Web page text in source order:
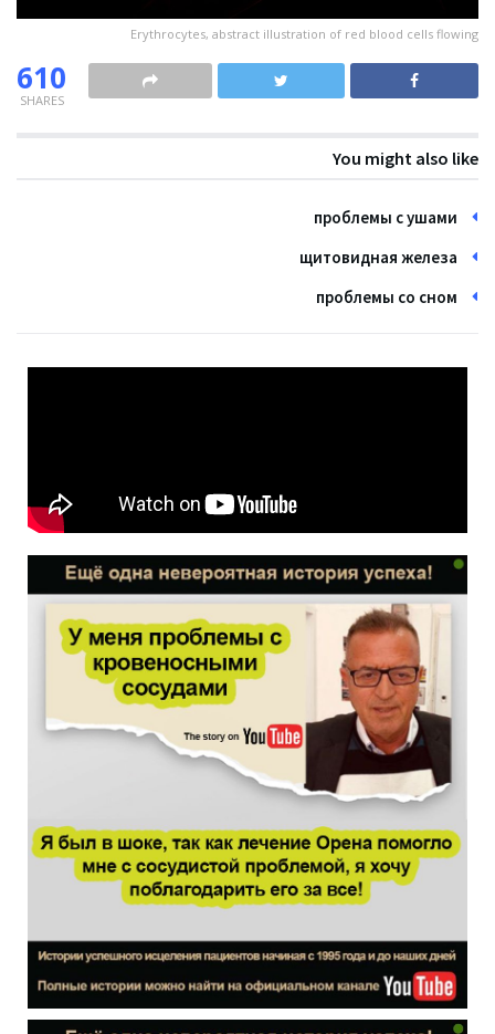
Erythrocytes, abstract illustration of red blood cells flowing
610
SHARES
You might also like
проблемы с ушами
щитовидная железа
проблемы со сном